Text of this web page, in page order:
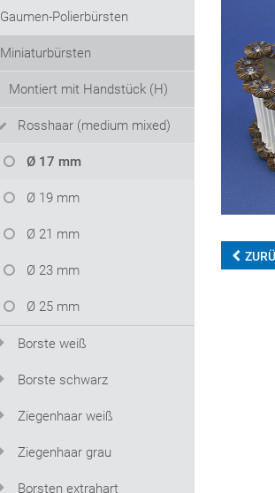
Gaumen-Polierbürsten
Miniaturbürsten
Montiert mit Handstück (H)
Rosshaar (medium mixed)
Ø 17 mm
Ø 19 mm
Ø 21 mm
Ø 23 mm
Ø 25 mm
Borste weiß
Borste schwarz
Ziegenhaar weiß
Ziegenhaar grau
Borsten extrahart